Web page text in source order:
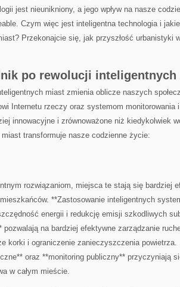
jest nieunikniony, a ‍jego wpływ ‌na nasze
Czym więc jest inteligentna⁢ technologia i
Przekonajcie się,​ jak przyszłość urbanistyki
po ‍rewolucji inteligentnych
miast ​zmienia oblicze naszych
Internetu rzeczy oraz ‍systemom monitorowania
innowacyjne i ⁢zrównoważone​ niż kiedykolwiek
⁢transformuje nasze codzienne życie:
rozwiązaniom, miejsca⁣ te ⁢stają się bardziej
⁤**Zastosowanie inteligentnych
energii i redukcję emisji​ szkodliwych
pozwalają na bardziej efektywne zarządzanie
korki i ​ograniczenie zanieczyszczenia⁣ powietrza.
oraz **monitoring‍ publiczny**⁣ przyczyniają
w całym ‍mieście.